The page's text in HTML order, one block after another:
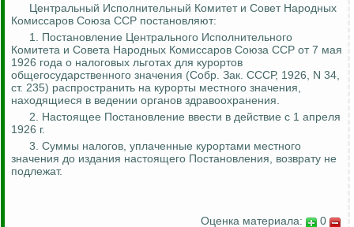
Центральный Исполнительный Комитет и Совет Народных
Комиссаров Союза ССР постановляют:
1. Постановление Центрального Исполнительного
Комитета и Совета Народных Комиссаров Союза ССР от 7 мая
1926 года о налоговых льготах для курортов
общегосударственного значения (Собр. Зак. СССР, 1926, N 34,
ст. 235) распространить на курорты местного значения,
находящиеся в ведении органов здравоохранения.
2. Настоящее Постановление ввести в действие с 1 апреля
1926 г.
3. Суммы налогов, уплаченные курортами местного
значения до издания настоящего Постановления, возврату не
подлежат.
Оценка материала: 0